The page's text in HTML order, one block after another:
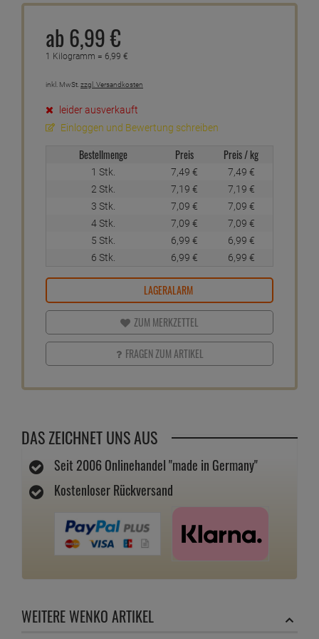
ab 6,99€
1 Kilogramm = 6,99 €
inkl. MwSt.zzgl. Versandkosten
leider ausverkauft
Einloggen und Bewertung schreiben
Bestellmenge Preis Preis / kg
1 Stk. 7, 49 € 7, 49 €
2 Stk.
7, 19 € 7, 19 €
3 Stk.
7, 09 € 7, 09 €
4 Stk.
7, 09 € 7, 09 €
5 Stk.
6, 99 € 6, 99 €
6 Stk.
6, 99 € 6, 99 €
LAGERALARM
ZUM MERKZETTEL
FRAGEN ZUM ARTIKEL
DAS ZEICHNET UNS AUS
Seit 2006 Onlinehandel "made in Germany"
Kostenloser Rückversand
WEITERE WENKO ARTIKEL